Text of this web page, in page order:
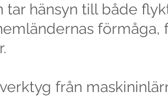
tar hänsyn till både
förmåga,
från